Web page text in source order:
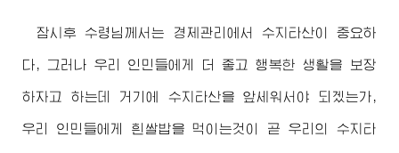
잠시후 수령님께서는 경제관리에서 수지타산이 중요하
다, 그러나 우리 인민들에게 더 좋고 행복한 생활을 보장
하자고 하는데 거기에 수지타산을 앞세워서야 되겠는가,
우리 인민들에게 흰쌀밥을 먹이는것이 곧 우리의 수지타